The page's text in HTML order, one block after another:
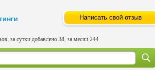
Написать свой отзыв
за сутки добавлено 38, за месяц 244